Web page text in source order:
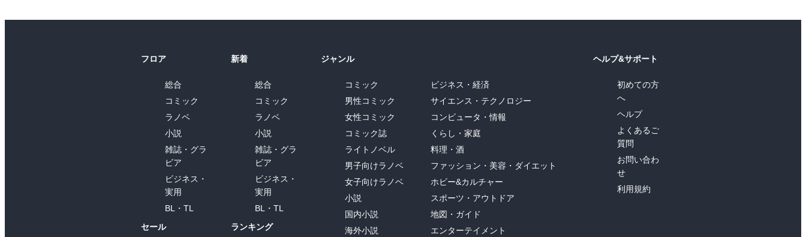
フロア
総合
コミック
ラノベ
小説
雑誌・グラ
ビア
ビジネス・
実用
BL・TL
セール
新着
総合
コミック
ラノベ
小説
雑誌・グラ
ビア
ビジネス・
実用
BL・TL
ランキング
ジャンル
コミック
男性コミック
女性コミック
コミック誌
ライトノベル
男子向けラノベ
女子向けラノベ
小説
国内小説
海外小説
ビジネス・経済
サイエンス・テクノロジー
コンピュータ・情報
くらし・家庭
料理・酒
ファッション・美容・ダイエット
ホビー&カルチャー
スポーツ・アウトドア
地図・ガイド
エンターテイメント
ヘルプ&サポート
初めての方
へ
ヘルプ
よくあるご
質問
お問い合わ
せ
利用規約